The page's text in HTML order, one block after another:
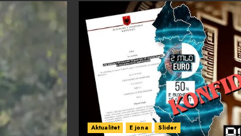
Aktualitet E jona Slider